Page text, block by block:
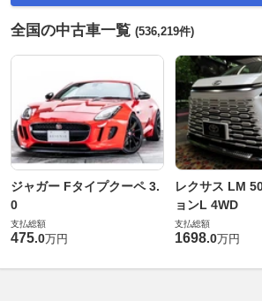
全国の中古車一覧 (536,219件)
ジャガー Fタイプクーペ 3.
0
支払総額
475.0万円
レクサス LM
ョンL 4WD
支払総額
1698.0万円